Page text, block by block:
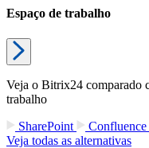
Espaço de trabalho
Veja o Bitrix24 comparado
trabalho
SharePoint
Confluence
Veja todas as alternativas